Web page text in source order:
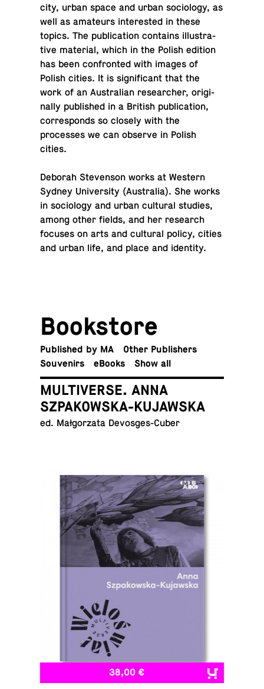
city, urban space and urban so­ci­ol­ogy, as
well as am­a­teurs in­ter­ested in these
topics. The pub­li­ca­tion con­tains il­lus­tra­
tive ma­te­r­ial, which in the Polish edition
has been con­fronted with images of
Polish cities. It is sig­nif­i­cant that the
work of an Aus­tralian re­searcher, orig­i­
nally pub­lished in a British pub­li­ca­tion,
cor­re­sponds so closely with the
processes we can observe in Polish
cities.
Deborah Steven­son works at Western
Sydney Uni­ver­sity (Aus­tralia). She works
in so­ci­ol­ogy and urban cul­tural studies,
among other fields, and her re­search
focuses on arts and cul­tural policy, cities
and urban life, and place and identity.
Book­store
Pub­lished by MA
Other Publishers
Sou­venirs
eBooks Show all
MULTIVERSE. ANNA
SZPAKOWSKA-KUJAWSKA
ed. Małgorzata Devosges-Cuber
38,00 €